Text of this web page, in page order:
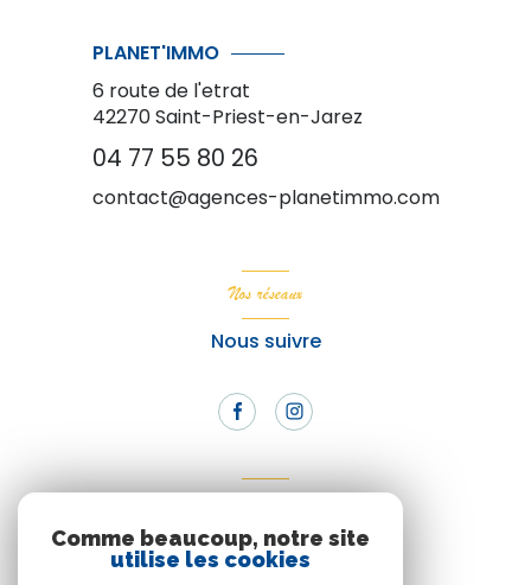
PLANET'IMMO
6 route de l'etrat
42270Saint-Priest-en-Jarez
04 77 55 80 26
contact@agences-planetimmo.com
Nos réseaux
Nous suivre
Nous adhérons
Comme beaucoup, notre site
utilise les cookies